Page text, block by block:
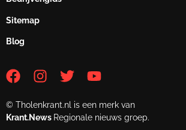
Sitemap
Blog
© Tholenkrant.nl is een merk van
Krant.News Regionale nieuws groep.